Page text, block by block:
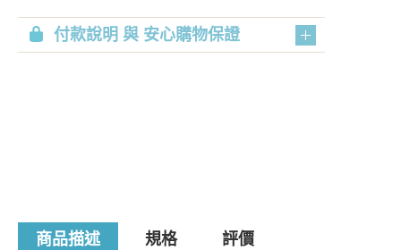
付款說明 與 安心購物保證
商品描述 規格 評價